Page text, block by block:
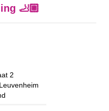
🦶🏼
2
Leuvenheim